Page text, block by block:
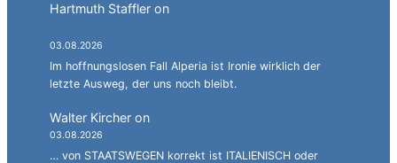
Hartmuth Staffler on
03.08.2026
Im hoffnungslosen Fall Alperia ist Ironie wirklich der
letzte Ausweg, der uns noch bleibt.
Walter Kircher on
03.08.2026
… von STAATSWEGEN korrekt ist ITALIENISCH oder